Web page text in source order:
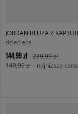
dziecięce
144,99 zł
279,99 zł
149,99 zł - najniższa cena